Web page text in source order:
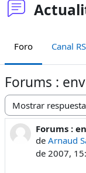
Foro Canal
Forums :
Mostrar modo
Forums :
de Arnaud
de 2007,
Número de